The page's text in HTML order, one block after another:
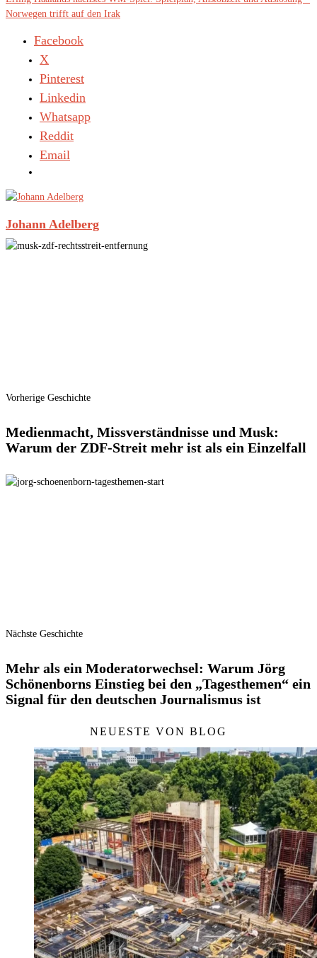
Norwegen trifft auf den Irak
Facebook
X
Pinterest
Linkedin
Whatsapp
Reddit
Email
Johann Adelberg
Vorherige Geschichte
Medienmacht, Missverständnisse und Musk:
Warum der ZDF-Streit mehr ist als ein Einzelfall
Nächste Geschichte
Mehr als ein Moderatorwechsel: Warum Jörg
Schönenborns Einstieg bei den „Tagesthemen“ ein
Signal für den deutschen Journalismus ist
NEUESTE VON BLOG